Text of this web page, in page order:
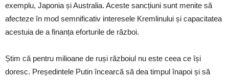
exemplu, Japonia și Australia. Aceste sancțiuni sunt menite să
afecteze în mod semnificativ interesele Kremlinului și capacitatea
acestuia de a finanța eforturile de război.
Știm că pentru milioane de ruși războiul nu este ceea ce își
doresc. Președintele Putin încearcă să dea timpul înapoi și să